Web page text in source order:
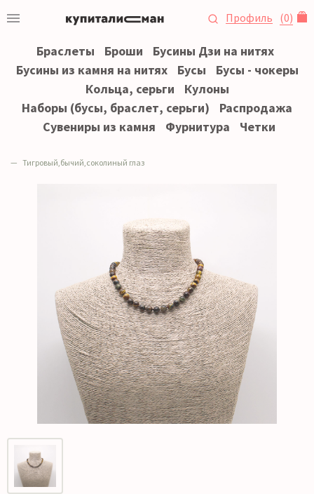
Профиль (0)
Браслеты Броши
Бусины Дзи на нитях
Бусины из камня на нитях
Бусы
Бусы - чокеры
Кольца, серьги
Кулоны
Наборы (бусы, браслет, серьги)
Распродажа
Сувениры из камня
Фурнитура Четки
Тигровый,бычий,соколиный глаз